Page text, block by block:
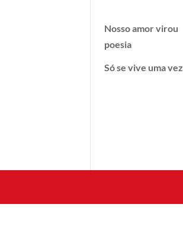
Nosso amor virou
poesia
Só se vive uma vez